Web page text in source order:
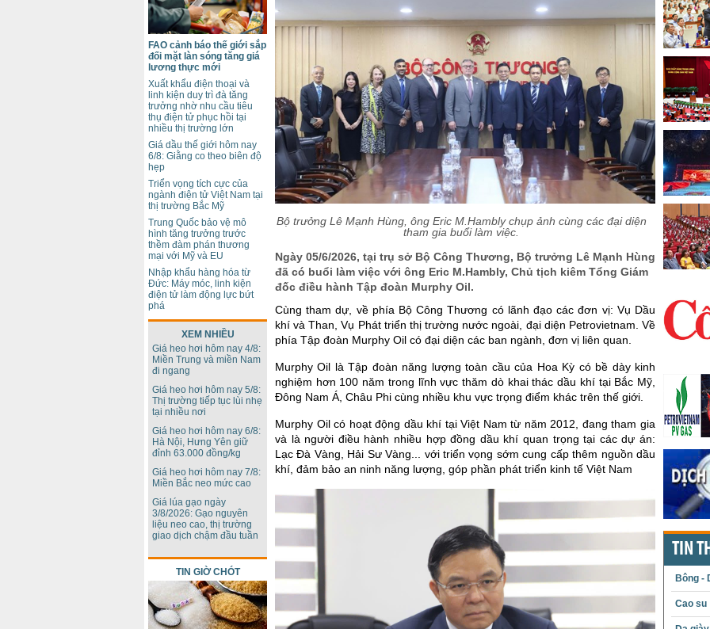
Bộ trưởng Lê Mạnh Hùng, ông Eric M.Hambly chụp ảnh cùng các đại diện
tham gia buổi làm việc.
Ngày 05/6/2026, tại trụ sở Bộ Công Thương, Bộ trưởng Lê Mạnh Hùng
đã có buổi làm việc với ông Eric M.Hambly, Chủ tịch kiêm Tổng Giám
đốc điều hành Tập đoàn Murphy Oil.
Cùng tham dự, về phía Bộ Công Thương có lãnh đạo các đơn vị: Vụ Dầu
khí và Than, Vụ Phát triển thị trường nước ngoài, đại diện Petrovietnam. Về
phía Tập đoàn Murphy Oil có đại diện các ban ngành, đơn vị liên quan.
Murphy Oil là Tập đoàn năng lượng toàn cầu của Hoa Kỳ có bề dày kinh
nghiệm hơn 100 năm trong lĩnh vực thăm dò khai thác dầu khí tại Bắc Mỹ,
Đông Nam Á, Châu Phi cùng nhiều khu vực trọng điểm khác trên thế giới.
Murphy Oil có hoạt động dầu khí tại Việt Nam từ năm 2012, đang tham gia
và là người điều hành nhiều hợp đồng dầu khí quan trọng tại các dự án:
Lạc Đà Vàng, Hải Sư Vàng... với triển vọng sớm cung cấp thêm nguồn dầu
khí, đảm bảo an ninh năng lượng, góp phần phát triển kinh tế Việt Nam
FAO cảnh báo thế giới sắp
đối mặt làn sóng tăng giá
lương thực mới
Xuất khẩu điện thoại và
linh kiện duy trì đà tăng
trưởng nhờ nhu cầu tiêu
thụ điện tử phục hồi tại
nhiều thị trường lớn
Giá dầu thế giới hôm nay
6/8: Giằng co theo biên độ
hẹp
Triển vọng tích cực của
ngành điện tử Việt Nam tại
thị trường Bắc Mỹ
Trung Quốc bảo vệ mô
hình tăng trưởng trước
thềm đàm phán thương
mại với Mỹ và EU
Nhập khẩu hàng hóa từ
Đức: Máy móc, linh kiện
điện tử làm động lực bứt
phá
XEM NHIỀU
Giá heo hơi hôm nay 4/8:
Miền Trung và miền Nam
đi ngang
Giá heo hơi hôm nay 5/8:
Thị trường tiếp tục lùi nhẹ
tại nhiều nơi
Giá heo hơi hôm nay 6/8:
Hà Nội, Hưng Yên giữ
đỉnh 63.000 đồng/kg
Giá heo hơi hôm nay 7/8:
Miền Bắc neo mức cao
Giá lúa gạo ngày
3/8/2026: Gạo nguyên
liệu neo cao, thị trường
giao dịch chậm đầu tuần
TIN GIỜ CHÓT
TIN
Bông -
Cao su